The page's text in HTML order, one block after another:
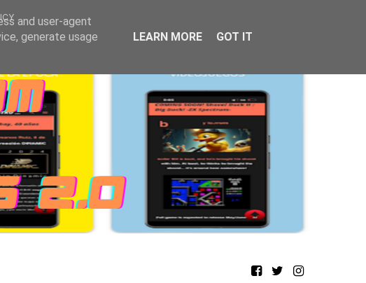
and user-agent
generate usage
LEARN MORE GOT IT